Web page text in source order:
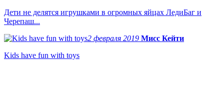
Дети не делятся игрушками в огромных яйцах ЛедиБаг и
Черепаш...
2 февраля 2019 Мисс Кейти
Kids have fun with toys